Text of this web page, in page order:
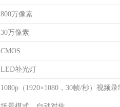
800万像素
30万像素
CMOS
LED补光灯
1080p（1920×1080，30帧/秒）视频录